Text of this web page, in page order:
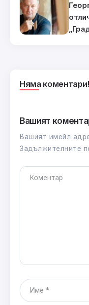
Няма
Вашият
Вашият имейл
Задължителните